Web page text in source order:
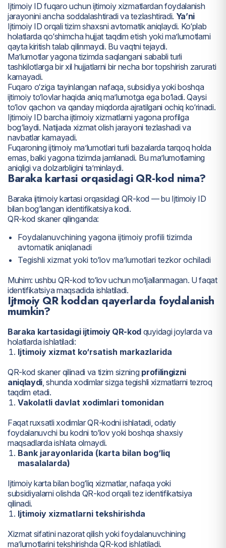
Ijtimoiy ID fuqaro uchun ijtimoiy xizmatlardan foydalanish
jarayonini ancha soddalashtiradi va tezlashtiradi. Ya’ni
Ijtimoiy ID orqali tizim shaxsni avtomatik aniqlaydi. Ko‘plab
holatlarda qo‘shimcha hujjat taqdim etish yoki ma’lumotlarni
qayta kiritish talab qilinmaydi. Bu vaqtni tejaydi.
Ma’lumotlar yagona tizimda saqlangani sababli turli
tashkilotlarga bir xil hujjatlarni bir necha bor topshirish zarurati
kamayadi.
Fuqaro o‘ziga tayinlangan nafaqa, subsidiya yoki boshqa
ijtimoiy to‘lovlar haqida aniq ma’lumotga ega bo‘ladi. Qaysi
to‘lov qachon va qanday miqdorda ajratilgani ochiq ko‘rinadi.
Ijtimoiy ID barcha ijtimoiy xizmatlarni yagona profilga
bog‘laydi. Natijada xizmat olish jarayoni tezlashadi va
navbatlar kamayadi.
Fuqaroning ijtimoiy ma’lumotlari turli bazalarda tarqoq holda
emas, balki yagona tizimda jamlanadi. Bu ma’lumotlarning
aniqligi va dolzarbligini ta’minlaydi.
Baraka kartasi orqasidagi QR-kod nima?
Baraka ijtimoiy kartasi orqasidagi QR-kod — bu Ijtimoiy ID
bilan bog‘langan identifikatsiya kodi.
QR-kod skaner qilinganda:
Foydalanuvchining yagona ijtimoiy profili tizimda
avtomatik aniqlanadi
Tegishli xizmat yoki to‘lov ma’lumotlari tezkor ochiladi
Muhim: ushbu QR-kod to‘lov uchun mo‘ljallanmagan. U faqat
identifikatsiya maqsadida ishlatiladi.
Ijtmoiy QR koddan qayerlarda foydalanish
mumkin?
Baraka kartasidagi ijtimoiy QR-kod quyidagi joylarda va
holatlarda ishlatiladi:
Ijtimoiy xizmat ko‘rsatish markazlarida
QR-kod skaner qilinadi va tizim sizning profilingizni
aniqlaydi , shunda xodimlar sizga tegishli xizmatlarni tezroq
taqdim etadi.
Vakolatli davlat xodimlari tomonidan
Faqat ruxsatli xodimlar QR-kodni ishlatadi, odatiy
foydalanuvchi bu kodni to‘lov yoki boshqa shaxsiy
maqsadlarda ishlata olmaydi.
Bank jarayonlarida (karta bilan bog‘liq
masalalarda)
Ijtimoiy karta bilan bog‘liq xizmatlar, nafaqa yoki
subsidiyalarni olishda QR-kod orqali tez identifikatsiya
qilinadi.
Ijtimoiy xizmatlarni tekshirishda
Xizmat sifatini nazorat qilish yoki foydalanuvchining
ma’lumotlarini tekshirishda QR-kod ishlatiladi.